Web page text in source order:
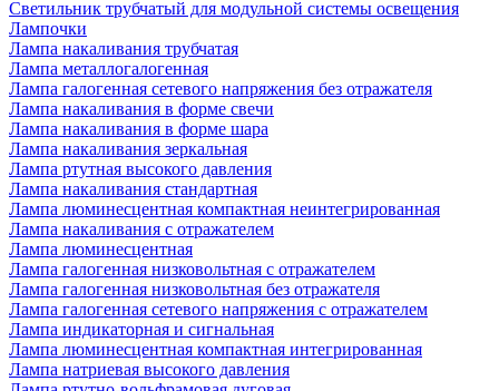
Светильник трубчатый для модульной системы освещения
Лампочки
Лампа накаливания трубчатая
Лампа металлогалогенная
Лампа галогенная сетевого напряжения без отражателя
Лампа накаливания в форме свечи
Лампа накаливания в форме шара
Лампа накаливания зеркальная
Лампа ртутная высокого давления
Лампа накаливания стандартная
Лампа люминесцентная компактная неинтегрированная
Лампа накаливания с отражателем
Лампа люминесцентная
Лампа галогенная низковольтная с отражателем
Лампа галогенная низковольтная без отражателя
Лампа галогенная сетевого напряжения с отражателем
Лампа индикаторная и сигнальная
Лампа люминесцентная компактная интегрированная
Лампа натриевая высокого давления